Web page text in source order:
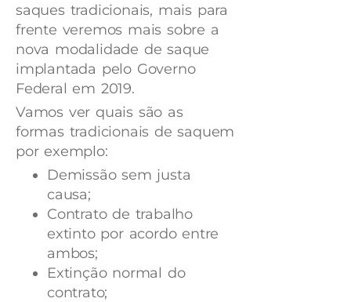
saques tradicionais, mais para
frente veremos mais sobre a
nova modalidade de saque
implantada pelo Governo
Federal em 2019.
Vamos ver quais são as
formas tradicionais de saquem
por exemplo:
Demissão sem justa
causa;
Contrato de trabalho
extinto por acordo entre
ambos;
Extinção normal do
contrato;